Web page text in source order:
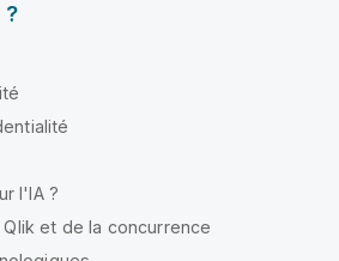
?
l'IA ?
et de la concurrence